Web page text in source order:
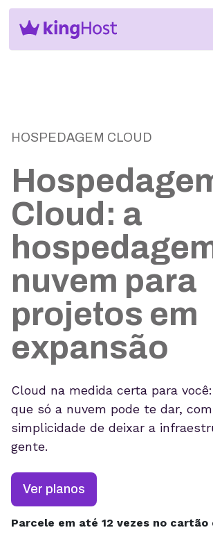
HOSPEDAGEM CLOUD
Cloud: a
nuvem para
projetos em
expansão
Cloud na medida certa para
que só a nuvem pode te dar,
simplicidade de deixar a
gente.
Ver planos
Parcele em até 12 vezes no